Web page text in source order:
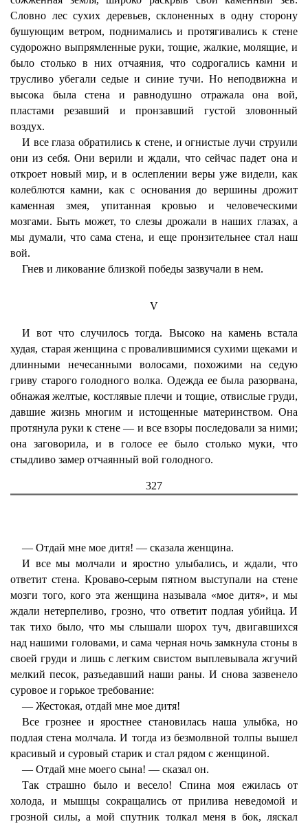
Словно лес сухих деревьев, склоненных в одну сторону
бушующим ветром, поднимались и протягивались к стене
судорожно выпрямленные руки, тощие, жалкие, молящие, и
было столько в них отчаяния, что содрогались камни и
трусливо убегали седые и синие тучи. Но неподвижна и
высока была стена и равнодушно отражала она вой,
пластами резавший и пронзавший густой зловонный
воздух.
И все глаза обратились к стене, и огнистые лучи струили
они из себя. Они верили и ждали, что сейчас падет она и
откроет новый мир, и в ослеплении веры уже видели, как
колеблются камни, как с основания до вершины дрожит
каменная змея, упитанная кровью и человеческими
мозгами. Быть может, то слезы дрожали в наших глазах, а
мы думали, что сама стена, и еще пронзительнее стал наш
вой.
Гнев и ликование близкой победы зазвучали в нем.
V
И вот что случилось тогда. Высоко на камень встала
худая, старая женщина с провалившимися сухими щеками и
длинными нечесанными волосами, похожими на седую
гриву старого голодного волка. Одежда ее была разорвана,
обнажая желтые, костлявые плечи и тощие, отвислые груди,
давшие жизнь многим и истощенные материнством. Она
протянула руки к стене — и все взоры последовали за ними;
она заговорила, и в голосе ее было столько муки, что
стыдливо замер отчаянный вой голодного.
327
— Отдай мне мое дитя! — сказала женщина.
И все мы молчали и яростно улыбались, и ждали, что
ответит стена. Кроваво-серым пятном выступали на стене
мозги того, кого эта женщина называла «мое дитя», и мы
ждали нетерпеливо, грозно, что ответит подлая убийца. И
так тихо было, что мы слышали шорох туч, двигавшихся
над нашими головами, и сама черная ночь замкнула стоны в
своей груди и лишь с легким свистом выплевывала жгучий
мелкий песок, разъедавший наши раны. И снова зазвенело
суровое и горькое требование:
— Жестокая, отдай мне мое дитя!
Все грознее и яростнее становилась наша улыбка, но
подлая стена молчала. И тогда из безмолвной толпы вышел
красивый и суровый старик и стал рядом с женщиной.
— Отдай мне моего сына! — сказал он.
Так страшно было и весело! Спина моя ежилась от
холода, и мышцы сокращались от прилива неведомой и
грозной силы, а мой спутник толкал меня в бок, ляскал